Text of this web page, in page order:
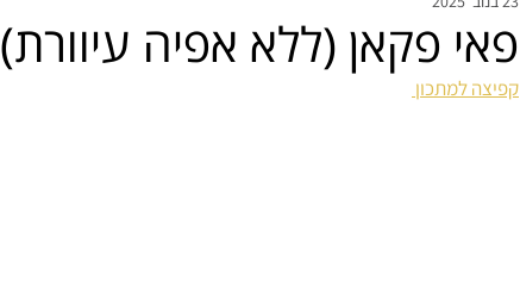
פאי פקאן (ללא אפיה עיוורת)
קפיצה למתכון